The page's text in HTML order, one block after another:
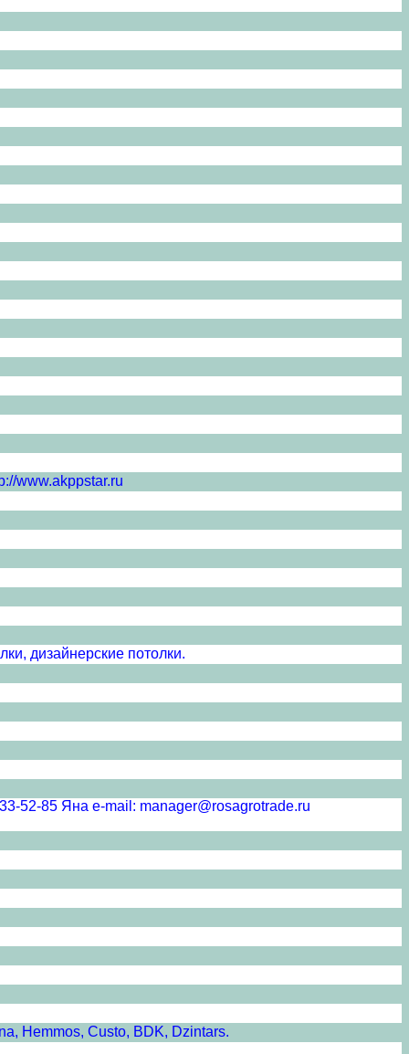
www.akppstar.ru
дизайнерские потолки.
Яна e-mail: manager@rosagrotrade.ru
Hemmos, Custo, BDK, Dzintars.